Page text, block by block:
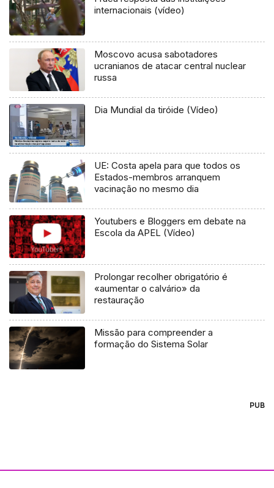
internacionais (vídeo)
Moscovo acusa sabotadores
ucranianos de atacar central nuclear
russa
Dia Mundial da tiróide (Vídeo)
UE: Costa apela para que todos os
Estados-membros arranquem
vacinação no mesmo dia
Youtubers e Bloggers em debate na
Escola da APEL (Vídeo)
Prolongar recolher obrigatório é
«aumentar o calvário» da
restauração
Missão para compreender a
formação do Sistema Solar
PUB